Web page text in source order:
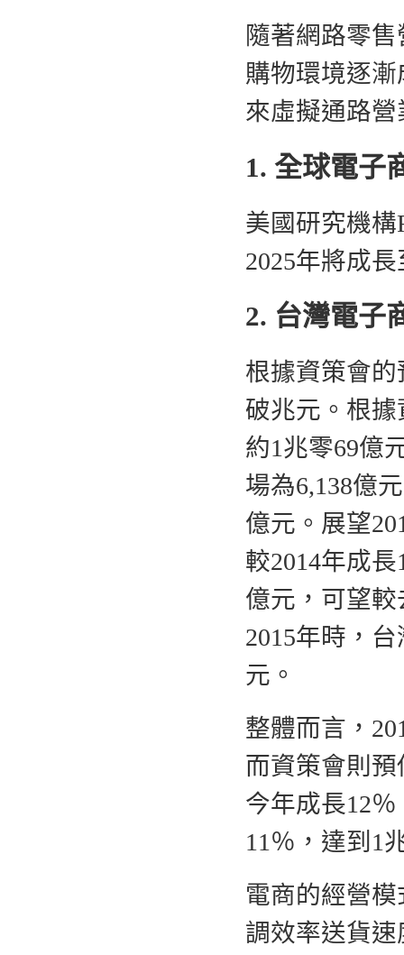
隨著網路零
購物環境逐
來虛擬通路
1. 全球電子
美國研究機
2025年將成長
2. 台灣電子
根據資策會
破兆元。根
約1兆零69億
場為6,138億
億元。展望
較2014年成
億元，可望較
2015年時，
元。
整體而言，
而資策會則
今年成長12
11％，達到1
電商的經營
調效率送貨